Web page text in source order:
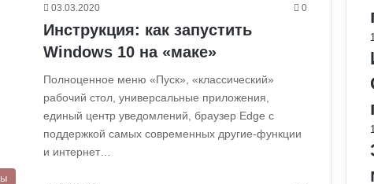
03.03.2020 0
Инструкция: как запустить
Windows 10 на «маке»
Полноценное меню «Пуск», «классический»
рабочий стол, универсальные приложения,
единый центр уведомлений, браузер Edge с
поддержкой самых современных другие-функции
и интернет…